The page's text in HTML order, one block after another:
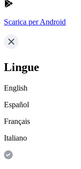
Scarica per Android
Lingue
English
Español
Français
Italiano